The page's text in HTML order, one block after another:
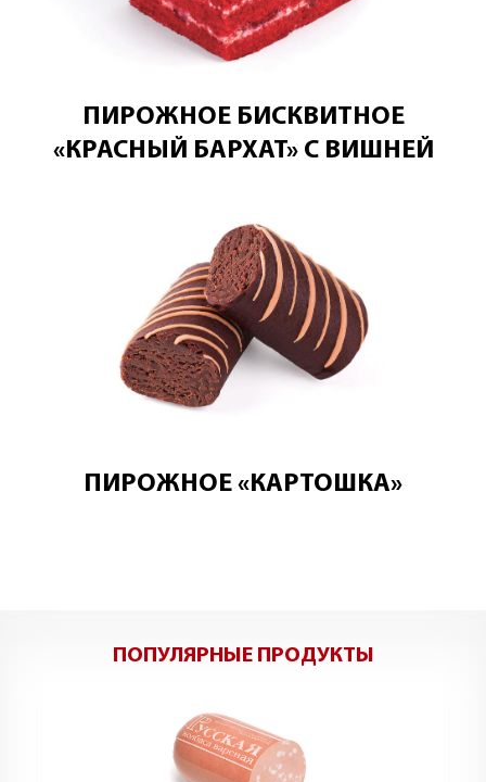
ПИРОЖНОЕ БИСКВИТНОЕ
«КРАСНЫЙ БАРХАТ» С ВИШНЕЙ
ПИРОЖНОЕ «КАРТОШКА»
ПОПУЛЯРНЫЕ ПРОДУКТЫ